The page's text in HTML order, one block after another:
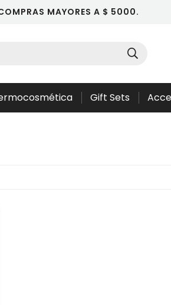
MAYORES A $ 5000.
Gift Sets